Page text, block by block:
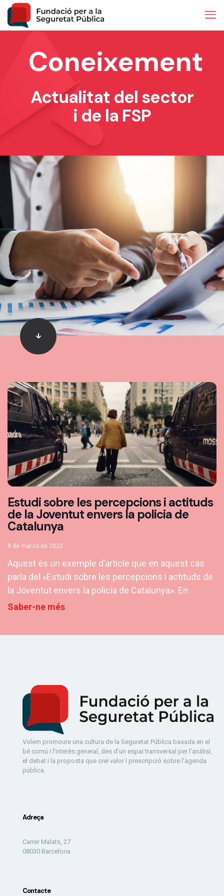
Coneixement
Actualitat del sector
i de la FSP
Estudi sobre les percepcions i actituds
de la Joventut envers la policia de
Catalunya
9 de marzo de 2022
Aquest és un exemple d’article que en aquest cas
parla del «Estudi sobre les percepcions i actituds de
la Joventut envers la policia de Catalunya». En
Saber-ne més
Volem promoure una cultura de la Seguretat Pública basada en el
bé comú i l’interès general, des d’un espai transversal per l’anàlisi,
el debat i la proposta que creï valor i prescripció sobre l’agenda
pública.
Adreça
Carrer Malats, 27
08030 Barcelona
Contacte